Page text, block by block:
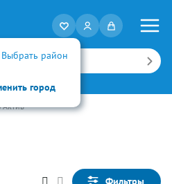
Выбрать район
город
Актив
Фильтры